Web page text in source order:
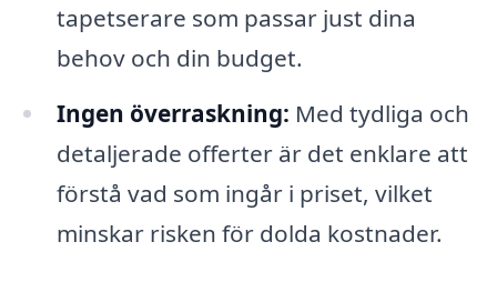
tapetserare som passar just dina
behov och din budget.
Ingen överraskning: Med tydliga och
detaljerade offerter är det enklare att
förstå vad som ingår i priset, vilket
minskar risken för dolda kostnader.